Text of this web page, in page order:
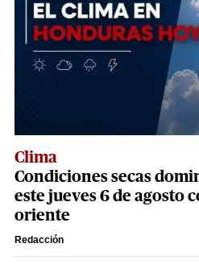
Clima
Condiciones secas
este jueves 6 de agosto
oriente
Redacción